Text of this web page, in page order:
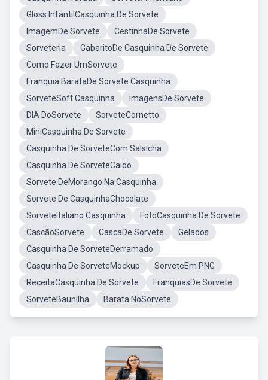
Gloss InfantilCasquinha De Sorvete
ImagemDe Sorvete
CestinhaDe Sorvete
Sorveteria
GabaritoDe Casquinha De Sorvete
Como Fazer UmSorvete
Franquia BarataDe Sorvete Casquinha
SorveteSoft Casquinha
ImagensDe Sorvete
DIA DoSorvete
SorveteCornetto
MiniCasquinha De Sorvete
Casquinha De SorveteCom Salsicha
Casquinha De SorveteCaido
Sorvete DeMorango Na Casquinha
Sorvete De CasquinhaChocolate
SorveteItaliano Casquinha
FotoCasquinha De Sorvete
CascãoSorvete
CascaDe Sorvete
Gelados
Casquinha De SorveteDerramado
Casquinha De SorveteMockup
SorveteEm PNG
ReceitaCasquinha De Sorvete
FranquiasDe Sorvete
SorveteBaunilha
Barata NoSorvete